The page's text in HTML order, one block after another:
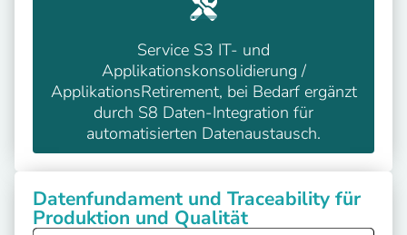
Service S3 IT- und
Applikationskonsolidierung /
ApplikationsRetirement, bei Bedarf ergänzt
durch S8 Daten-Integration für
automatisierten Datenaustausch.
Datenfundament und Traceability für
Produktion und Qualität